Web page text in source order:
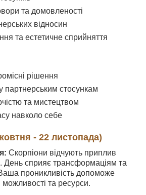
та домовленості
відносин
та естетичне сприйняття
рішення
партнерським стосункам
та мистецтвом
навколо себе
- 22 листопада)
Скорпіони відчують приплив
День сприяє трансформаціям та
проникливість допоможе
можливості та ресурси.